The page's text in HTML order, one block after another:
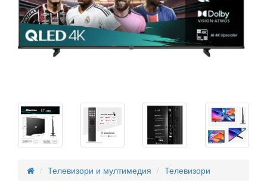
Телевизори и мултимедия Телевизори